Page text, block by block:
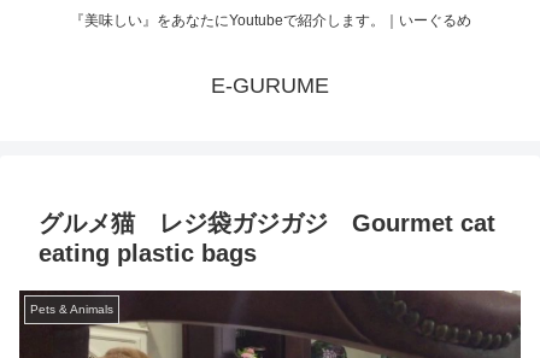
『美味しい』をあなたにYoutubeで紹介します。｜いーぐるめ
E-GURUME
グルメ猫 レジ袋ガジガジ Gourmet cat
eating plastic bags
Pets & Animals